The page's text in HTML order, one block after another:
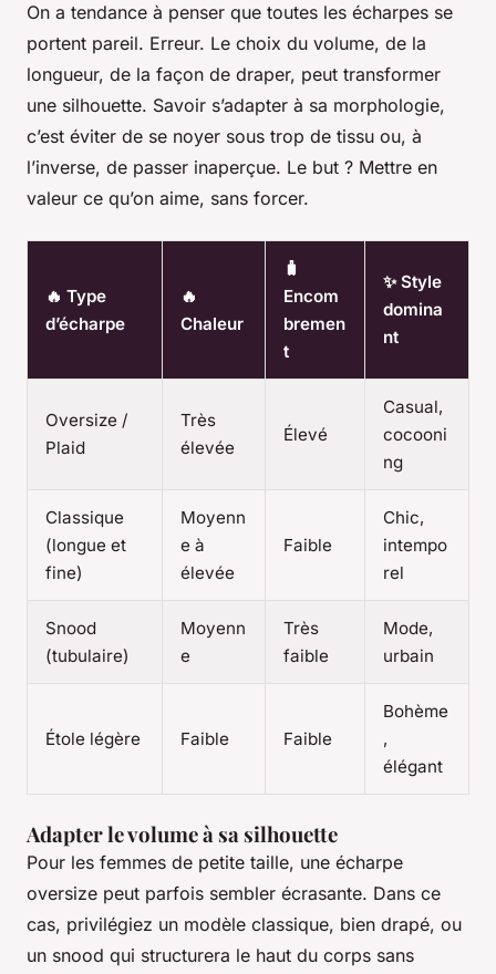
On a tendance à penser que toutes les écharpes se
portent pareil. Erreur. Le choix du volume, de la
longueur, de la façon de draper, peut transformer
une silhouette. Savoir s’adapter à sa morphologie,
c’est éviter de se noyer sous trop de tissu ou, à
l’inverse, de passer inaperçue. Le but ? Mettre en
valeur ce qu’on aime, sans forcer.
🔥 Type
d’écharpe
🔥
Chaleur
🧳
Encom
bremen
t
✨ Style
domina
nt
Oversize /
Plaid
Très
élevée
Élevé
Casual,
cocooni
ng
Classique
(longue et
fine)
Moyenn
e à
élevée
Faible
Chic,
intempo
rel
Snood
(tubulaire)
Moyenn
e
Très
faible
Mode,
urbain
Étole légère Faible Faible
Bohème
,
élégant
Adapter le volume à sa silhouette
Pour les femmes de petite taille, une écharpe
oversize peut parfois sembler écrasante. Dans ce
cas, privilégiez un modèle classique, bien drapé, ou
un snood qui structurera le haut du corps sans